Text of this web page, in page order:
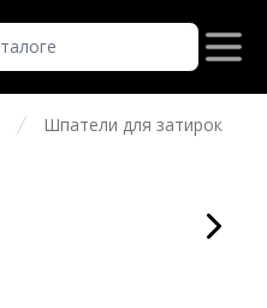
Шпатели для затирок